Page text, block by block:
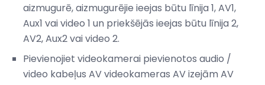
aizmugurē, aizmugurējie ieejas būtu līnija 1, AV1,
Aux1 vai video 1 un priekšējās ieejas būtu līnija 2,
AV2, Aux2 vai video 2.
Pievienojiet videokamerai pievienotos audio /
video kabeļus AV videokameras AV izejām AV